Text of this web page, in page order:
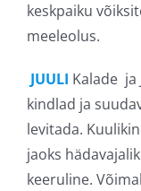
keskpaiku
meeleolus.
JUULI Kalade ja
kindlad ja
levitada.
jaoks
keeruline.